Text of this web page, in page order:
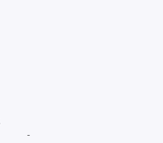
-
открытом воздухе
инвентарь